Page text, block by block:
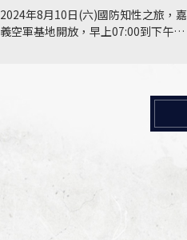
2024年8月10日(六)國防知性之旅，嘉
義空軍基地開放，早上07:00到下午